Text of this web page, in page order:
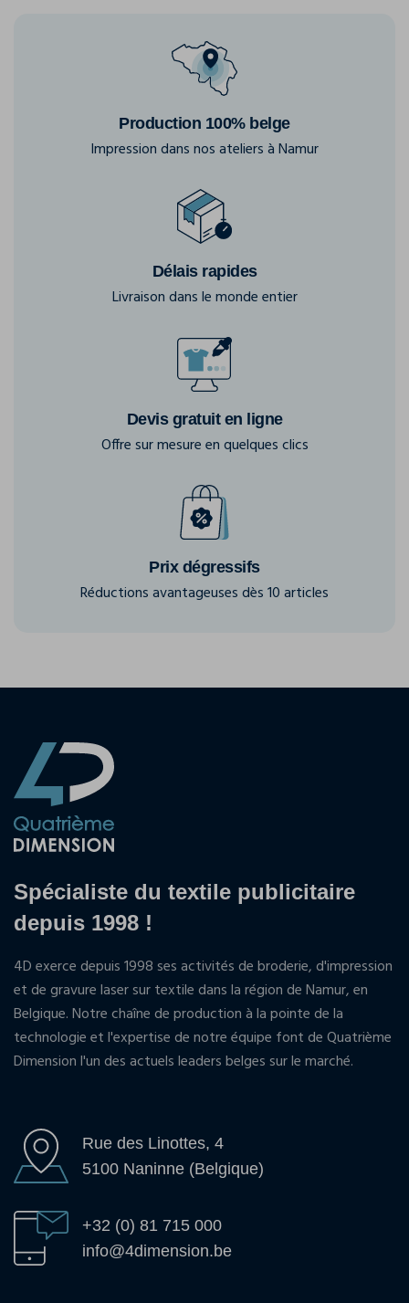
Production 100% belge
Impression dans nos ateliers à Namur
Délais rapides
Livraison dans le monde entier
Devis gratuit en ligne
Offre sur mesure en quelques clics
Prix dégressifs
Réductions avantageuses dès 10 articles
Spécialiste du textile publicitaire
depuis 1998 !
4D exerce depuis 1998 ses activités de broderie, d'impression
et de gravure laser sur textile dans la région de Namur, en
Belgique. Notre chaîne de production à la pointe de la
technologie et l'expertise de notre équipe font de Quatrième
Dimension l'un des actuels leaders belges sur le marché.
Rue des Linottes, 4
5100 Naninne (Belgique)
+32 (0) 81 715 000
info@4dimension.be